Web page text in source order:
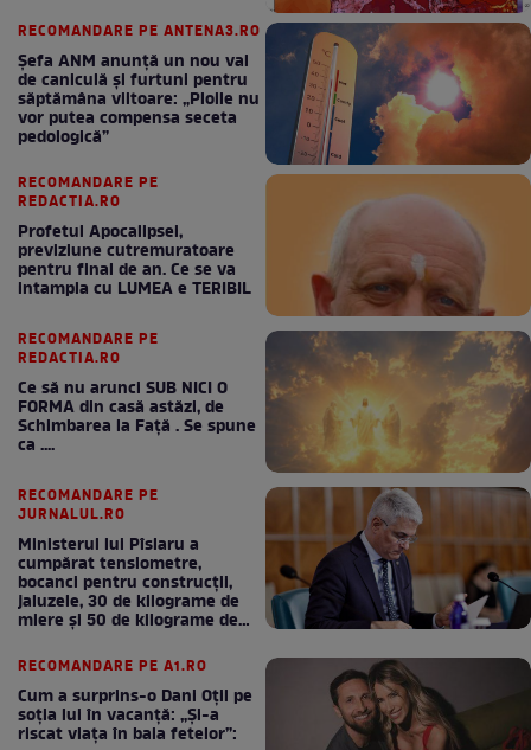
RECOMANDARE PE ANTENA3.RO
Șefa ANM anunță un nou val
de caniculă și furtuni pentru
săptămâna viitoare: „Ploile nu
vor putea compensa seceta
pedologică”
RECOMANDARE PE
REDACTIA.RO
Profetul Apocalipsei,
previziune cutremuratoare
pentru final de an. Ce se va
intampla cu LUMEA e TERIBIL
RECOMANDARE PE
REDACTIA.RO
Ce să nu arunci SUB NICI O
FORMA din casă astăzi, de
Schimbarea la Față . Se spune
ca ....
RECOMANDARE PE
JURNALUL.RO
Ministerul lui Pîslaru a
cumpărat tensiometre,
bocanci pentru construcții,
jaluzele, 30 de kilograme de
miere și 50 de kilograme de
RECOMANDARE PE A1.RO
Cum a surprins-o Dani Oțil pe
soția lui în vacanță: „Și-a
riscat viața în baia fetelor”: